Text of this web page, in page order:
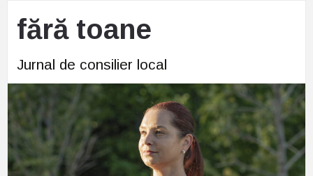
fără toane
Jurnal de consilier local